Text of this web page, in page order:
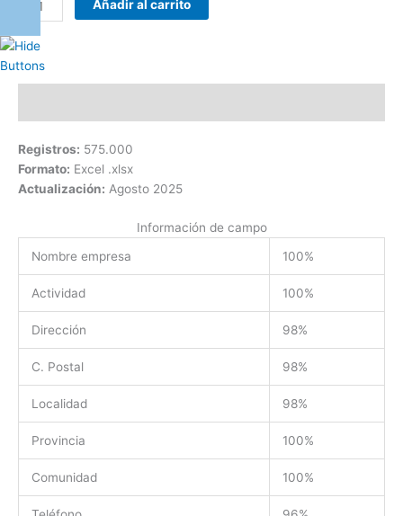
Añadir al carrito
Registros: 575.000
Formato: Excel .xlsx
Actualización: Agosto 2025
Información de campo
Nombre empresa
100%
Actividad 100%
Dirección 98%
C. Postal 98%
Localidad 98%
Provincia 100%
Comunidad 100%